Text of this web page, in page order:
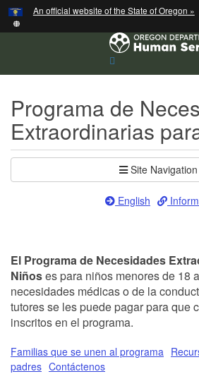
Skip
to
content
An official website of the State of Oregon »
de
Programa de
Extraordinarias
Site Navigation
English
El Programa de Necesidades
Niñoses para niños menores de 18
necesidades médicas o de la
tutores se les puede pagar para que
inscritos en el programa.
Familias que se unen al programa
padres Contáctenos
Hidden Submit